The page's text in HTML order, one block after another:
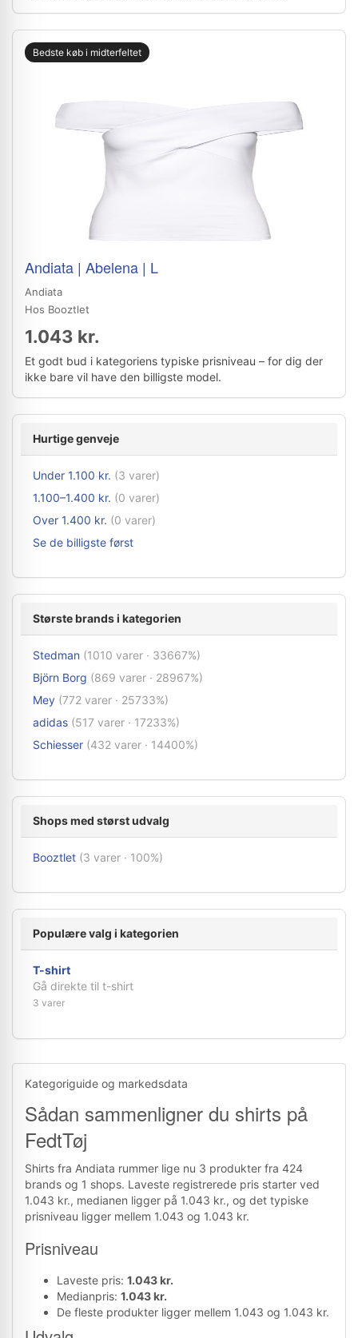
Bedste køb i midterfeltet
Andiata | Abelena | L
Andiata
Hos Booztlet
1.043 kr.
Et godt bud i kategoriens typiske prisniveau – for dig der
ikke bare vil have den billigste model.
Hurtige genveje
Under 1.100 kr. (3 varer)
1.100–1.400 kr. (0 varer)
Over 1.400 kr. (0 varer)
Se de billigste først
Største brands i kategorien
Stedman (1010 varer · 33667%)
Björn Borg (869 varer · 28967%)
Mey (772 varer · 25733%)
adidas (517 varer · 17233%)
Schiesser (432 varer · 14400%)
Shops med størst udvalg
Booztlet (3 varer · 100%)
Populære valg i kategorien
T-shirt
Gå direkte til t-shirt
3 varer
Kategoriguide og markedsdata
Sådan sammenligner du shirts på
FedtTøj
Shirts fra Andiata rummer lige nu 3 produkter fra 424
brands og 1 shops. Laveste registrerede pris starter ved
1.043 kr., medianen ligger på 1.043 kr., og det typiske
prisniveau ligger mellem 1.043 og 1.043 kr.
Prisniveau
Laveste pris: 1.043 kr.
Medianpris: 1.043 kr.
De fleste produkter ligger mellem 1.043 og 1.043 kr.